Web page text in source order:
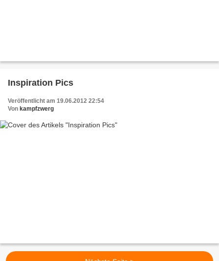
Inspiration Pics
Veröffentlicht am 19.06.2012 22:54
Von kampfzwerg